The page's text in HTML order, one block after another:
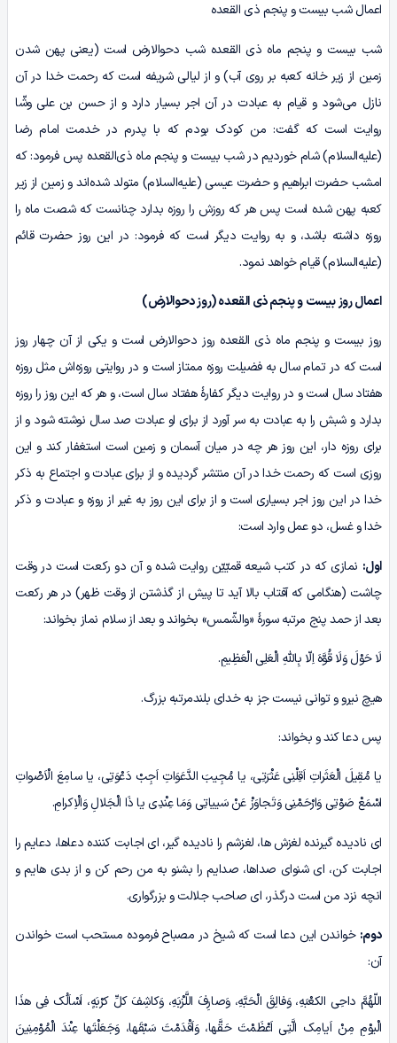
اعمال شب بیست و پنجم ذی القعده
شب بیست و پنجم ماه ذی القعده شب دحوالارض است (یعنی پهن شدن
زمین از زیر خانه کعبه بر روی آب) و از لیالی شریفه است که رحمت خدا در آن
نازل می‌شود و قیام به عبادت در آن اجر بسیار دارد و از حسن بن علی وشّا
روایت است که گفت: من کودک بودم که با پدرم در خدمت امام رضا
(علیه‌السلام) شام خوردیم در شب بیست و پنجم ماه ذی‌القعده پس فرمود: که
امشب حضرت ابراهیم و حضرت عیسی (علیه‌السلام) متولد شده‌اند و زمین از زیر
کعبه پهن شده است پس هر که روزش را روزه بدارد چنانست که شصت ماه را
روزه داشته باشد، و به روایت دیگر است که فرمود: در این روز حضرت قائم
(علیه‌السلام) قیام خواهد نمود.
اعمال روز بیست و پنجم ذی القعده (روز دحوالارض)
روز بیست و پنجم ماه ذی القعده روز دحوالارض است و یکی از آن چهار روز
است که در تمام سال به فضیلت روزه ممتاز است و در روایتی روزه‌اش مثل روزه
هفتاد سال است و در روایت دیگر کفارۀ هفتاد سال است، و هر که این روز را روزه
بدارد و شبش را به عبادت به سر آورد از برای او عبادت صد سال نوشته شود و از
برای روزه دار، این روز هر چه در میان آسمان و زمین است استغفار کند و این
روزی است که رحمت خدا در آن منتشر گردیده و از برای عبادت و اجتماع به ذکر
خدا در این روز اجر بسیاری است و از برای این روز به غیر از روزه و عبادت و ذکر
خدا و غسل، دو عمل وارد است:
اول: نمازی که در کتب شیعه قمیّیّن روایت شده و آن دو رکعت است در وقت
چاشت (هنگامی که آفتاب بالا آید تا پیش از گذشتن از وقت ظهر) در هر رکعت
بعد از حمد پنج مرتبه سورۀ «والشّمس» بخواند و بعد از سلام نماز بخواند:
لَا حَوْلَ وَلَا قُوَّهَ اِلّا بِاللّهِ الْعَلِی الْعَظِیمِ.
هیچ نیرو و توانی نیست جز به خدای بلندمرتبه بزرگ.
پس دعا کند و بخواند:
یا مُقِیلَ الْعَثَراتِ اَقِلْنِی عَثْرَتِی، یا مُجِیبَ الدَّعَوَاتِ اَجِبْ دَعْوَتِی، یا سامِعَ الْاَصْواتِ
اسْمَعْ صَوْتِی وَارْحَمْنِی وَتَجاوَزْ عَنْ سَییاتِی وَمَا عِنْدِی یا ذَا الْجَلالِ وَالْاِکرامِ.
ای نادیده گیرنده لغزش ها، لغزشم را نادیده گیر، ای اجابت کننده دعاها، دعایم را
اجابت کن، ای شنوای صداها، صدایم را بشنو به من رحم کن و از بدی هایم و
انچه نزد من است درگذر، ای صاحب جلالت و بزرگواری.
دوم: خواندن این دعا است که شیخ در مصباح فرموده مستحب است خواندن
آن:
اللّهُمَّ داحِی الکعْبَهِ، وَفالِقَ الْحَبَّهِ، وَصارِفَ اللَّزْبَهِ، وَکاشِفَ کلِّ کرْبَهٍ، اَسْاَلُک فِی هذَا
الْیوْمِ مِنْ اَیامِک الَّتِی اَعْظَمْتَ حَقَّها، وَاَقْدَمْتَ سَبْقَها، وَجَعَلْتَها عِنْدَ الْمُوْمِنِینَ